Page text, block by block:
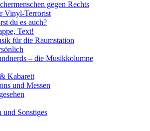
gegen Rechts
Vinyl-Terrorist
du es auch?
Text!
für die Raumstation
– die Musikkolumne
Kabarett
und Messen
und Sonstiges